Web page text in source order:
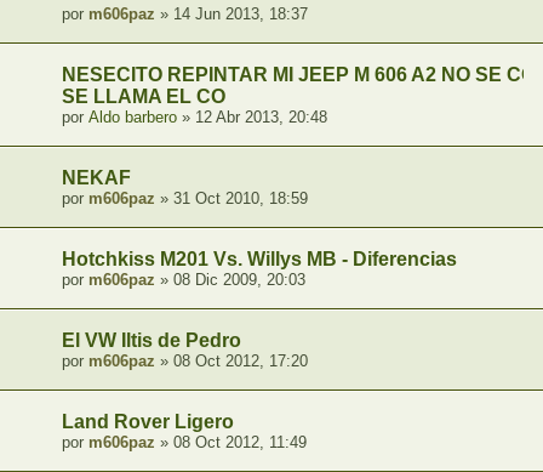
por m606paz » 14 Jun 2013, 18:37
NESECITO REPINTAR MI JEEP M 606 A2 NO SE
SE LLAMA EL CO
por Aldo barbero » 12 Abr 2013, 20:48
NEKAF
por m606paz » 31 Oct 2010, 18:59
Hotchkiss M201 Vs. Willys MB - Diferencias
por m606paz » 08 Dic 2009, 20:03
El VW Iltis de Pedro
por m606paz » 08 Oct 2012, 17:20
Land Rover Ligero
por m606paz » 08 Oct 2012, 11:49